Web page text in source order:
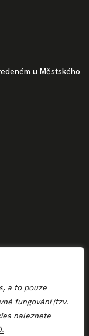
a to pouze
fungování (tzv.
naleznete
u Městského